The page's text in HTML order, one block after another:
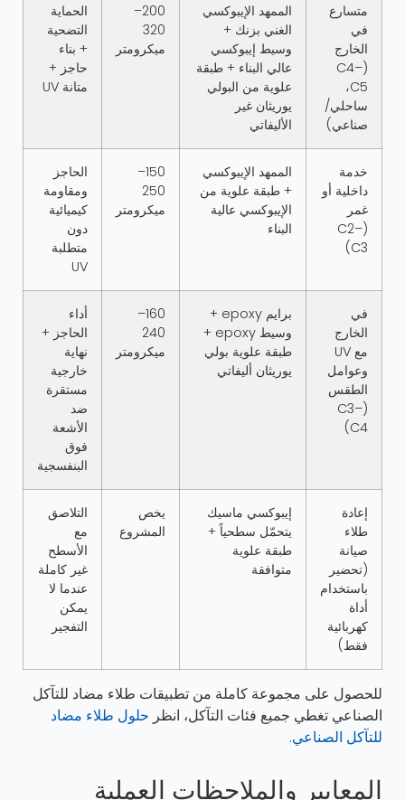
متسارع
في
الخارج
(C4–
C5،
ساحلي/
صناعي)
الممهد الإيبوكسي
الغني بزنك +
وسيط إيبوكسي
عالي البناء + طبقة
علوية من البولي
يوريثان غير
الأليفاتي
200–
320
ميكرومتر
الحماية
التضحية
+ بناء
حاجز +
متانة UV
خدمة
داخلية أو
غمر
(C2–
C3)
الممهد الإيبوكسي
+ طبقة علوية من
الإيبوكسي عالية
البناء
150–
250
ميكرومتر
الحاجز
ومقاومة
كيميائية
دون
متطلبة
UV
في
الخارج
مع UV
وعوامل
الطقس
(C3–
C4)
برايم epoxy +
وسيط epoxy +
طبقة علوية بولي
يوريثان أليفاتي
160–
240
ميكرومتر
أداء
الحاجز +
نهاية
خارجية
مستقرة
ضد
الأشعة
فوق
البنفسجية
إعادة
طلاء
صيانة
(تحضير
باستخدام
أداة
كهربائية
فقط)
إيبوكسي ماسيك
يتحمّل سطحياً +
طبقة علوية
متوافقة
يخص
المشروع
التلاصق
مع
الأسطح
غير كاملة
عندما لا
يمكن
التفجير
للحصول على مجموعة كاملة من تطبيقات طلاء مضاد للتآكل
الصناعي تغطي جميع فئات التآكل، انظر حلول طلاء مضاد
للتآكل الصناعي.
المعايير والملاحظات العملية